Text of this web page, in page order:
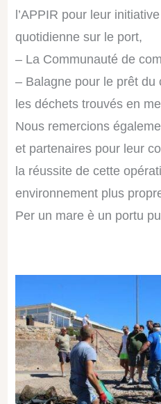
l’APPIR pour leur
quotidienne sur le port,
– La Communauté de
– Balagne pour le prêt du
les déchets trouvés en
Nous remercions
et partenaires pour leur
la réussite de cette
environnement plus
Per un mare è un portu